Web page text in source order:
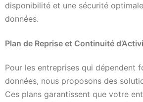
disponibilité et une sécurité
données.
Plan de Reprise et Continuité
Pour les entreprises qui dépendent
données, nous proposons des
Ces plans garantissent que votre